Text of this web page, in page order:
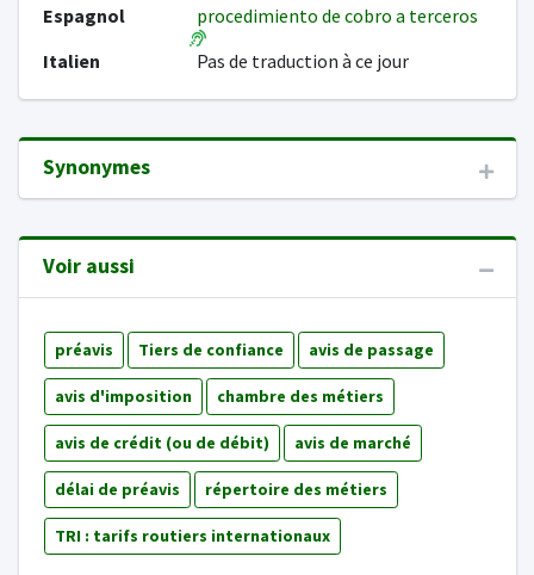
Espagnol
procedimiento de cobro a terceros
Italien
Pas de traduction à ce jour
Synonymes
Voir aussi
préavis Tiers de confiance avis de passage
avis d'imposition chambre des métiers
avis de crédit (ou de débit) avis de marché
délai de préavis répertoire des métiers
TRI : tarifs routiers internationaux